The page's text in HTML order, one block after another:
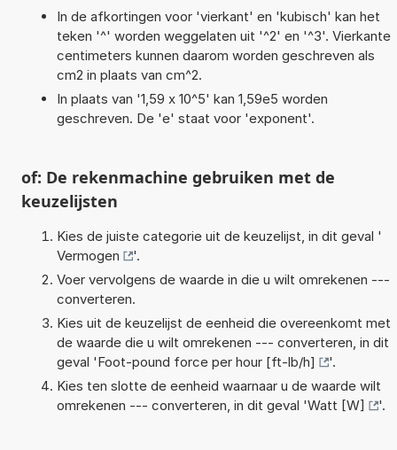
In de afkortingen voor 'vierkant' en 'kubisch' kan het
teken '^' worden weggelaten uit '^2' en '^3'. Vierkante
centimeters kunnen daarom worden geschreven als
cm2 in plaats van cm^2.
In plaats van '1,59 x 10^5' kan 1,59e5 worden
geschreven. De 'e' staat voor 'exponent'.
of: De rekenmachine gebruiken met de
keuzelijsten
Kies de juiste categorie uit de keuzelijst, in dit geval '
Vermogen
'.
Voer vervolgens de waarde in die u wilt omrekenen ---
converteren.
Kies uit de keuzelijst de eenheid die overeenkomt met
de waarde die u wilt omrekenen --- converteren, in dit
geval 'Foot-pound force per hour [ft-lb/h]
'.
Kies ten slotte de eenheid waarnaar u de waarde wilt
omrekenen --- converteren, in dit geval 'Watt [W] '.